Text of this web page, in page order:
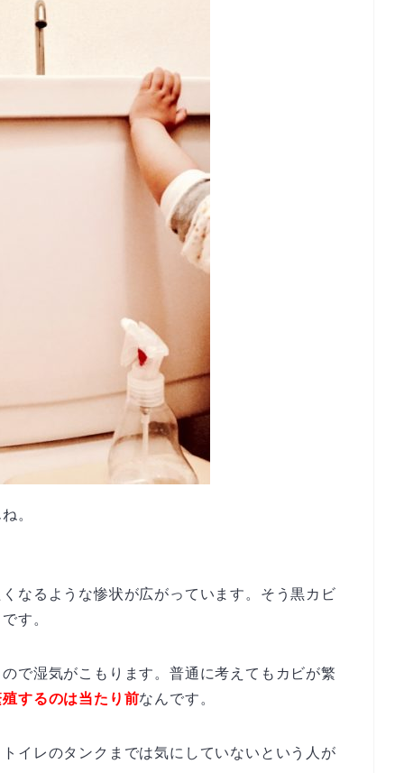
。
なるような惨状が広がっています。そう黒カビ
す。
で湿気がこもります。普通に考えてもカビが繁
するのは当たり前なんです。
イレのタンクまでは気にしていないという人が